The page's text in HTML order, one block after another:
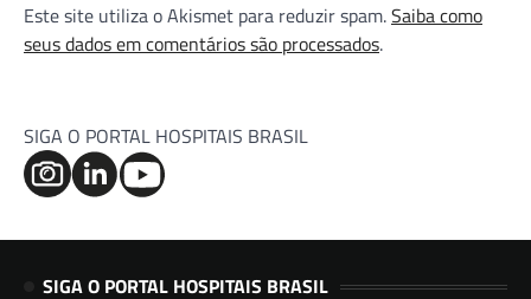
Este site utiliza o Akismet para reduzir spam.Saiba como
seus dados em comentários são processados.
SIGA O PORTAL HOSPITAIS BRASIL
SIGA O PORTAL HOSPITAIS BRASIL